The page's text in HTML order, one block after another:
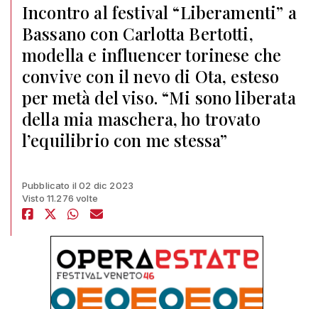
Incontro al festival “Liberamenti” a
Bassano con Carlotta Bertotti,
modella e influencer torinese che
convive con il nevo di Ota, esteso
per metà del viso. “Mi sono liberata
della mia maschera, ho trovato
l’equilibrio con me stessa”
Pubblicato il 02 dic 2023
Visto 11.276 volte